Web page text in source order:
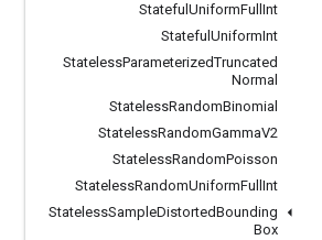
Stateful UniformFull Int
Stateful UniformInt
StatelessParameterizedTruncated
Normal
StatelessRandomBinomial
StatelessRandomGammaV2
StatelessRandomPoisson
StatelessRandomUniformFull Int
StatelessSampleDistortedBounding
Box